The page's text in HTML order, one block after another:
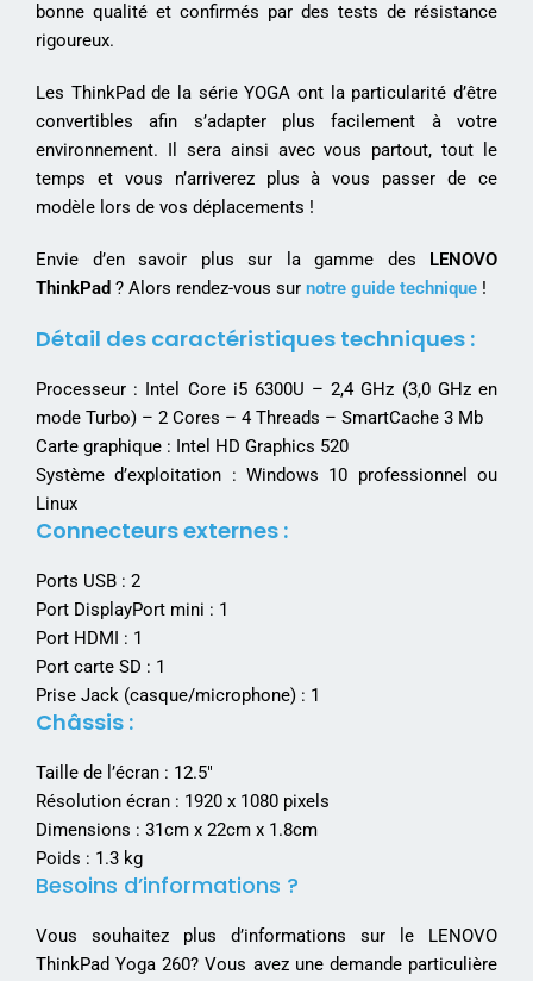
bonne qualité et confirmés par des tests de résistance
rigoureux.
Les ThinkPad de la série YOGA ont la particularité d’être
convertibles afin s’adapter plus facilement à votre
environnement. Il sera ainsi avec vous partout, tout le
temps et vous n’arriverez plus à vous passer de ce
modèle lors de vos déplacements !
Envie d’en savoir plus sur la gamme des LENOVO
ThinkPad ? Alors rendez-vous sur notre guide technique !
Détail des caractéristiques techniques :
Processeur : Intel Core i5 6300U – 2,4 GHz (3,0 GHz en
mode Turbo) – 2 Cores – 4 Threads – SmartCache 3 Mb
Carte graphique : Intel HD Graphics 520
Système d’exploitation : Windows 10 professionnel ou
Linux
Connecteurs externes :
Ports USB : 2
Port DisplayPort mini : 1
Port HDMI : 1
Port carte SD : 1
Prise Jack (casque/microphone) : 1
Châssis :
Taille de l’écran : 12.5″
Résolution écran : 1920 x 1080 pixels
Dimensions : 31cm x 22cm x 1.8cm
Poids : 1.3 kg
Besoins d’informations ?
Vous souhaitez plus d’informations sur le LENOVO
ThinkPad Yoga 260? Vous avez une demande particulière